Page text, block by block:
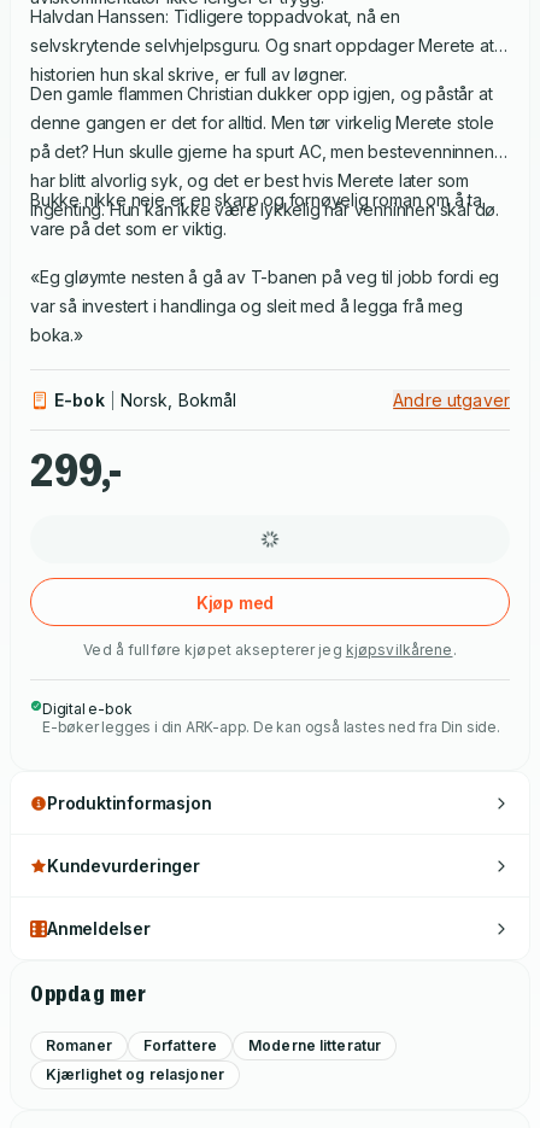
Halvdan Hanssen: Tidligere toppadvokat, nå en
selvskrytende selvhjelpsguru. Og snart oppdager Merete at
historien hun skal skrive, er full av løgner.
Den gamle flammen Christian dukker opp igjen, og påstår at
denne gangen er det for alltid. Men tør virkelig Merete stole
på det? Hun skulle gjerne ha spurt AC, men bestevenninnen
har blitt alvorlig syk, og det er best hvis Merete later som
ingenting. Hun kan ikke være lykkelig når venninnen skal dø.
Bukke nikke neie er en skarp og fornøyelig roman om å ta
vare på det som er viktig.
«Eg gløymte nesten å gå av T-banen på veg til jobb fordi eg
var så investert i handlinga og sleit med å legga frå meg
boka.»
E-bok Norsk, Bokmål Andre utgaver
299,-
Kjøp med
Ved å fullføre kjøpet aksepterer jeg kjøpsvilkårene .
Digital e-bok
E-bøker legges i din ARK-app. De kan også lastes ned fra Din side.
Produktinformasjon
Kundevurderinger
Anmeldelser
Oppdag mer
Romaner Forfattere
Moderne litteratur
Kjærlighet og relasjoner